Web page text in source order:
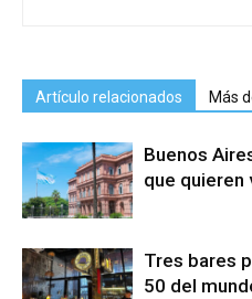
Artículo relacionados Más
Buenos
que quieren
Tres bares
50 del